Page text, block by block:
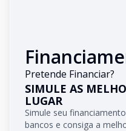
Pretende Financiar?
SIMULE AS
LUGAR
Simule seu
bancos e consiga a